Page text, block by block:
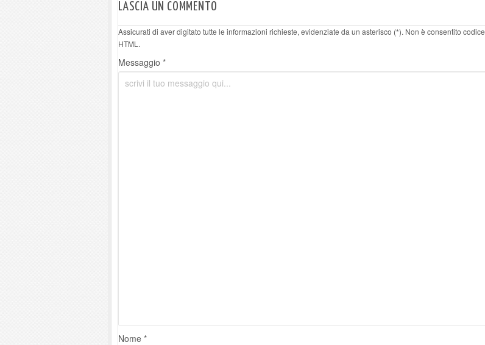
LASCIA UN COMMENTO
Assicurati di aver digitato tutte le informazioni richieste, evidenziate da un asterisco (*). Non è consentito codice
HTML.
Messaggio *
Nome *